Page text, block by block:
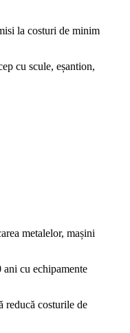
la costuri de minim
cu scule, eșantion,
metalelor, mașini
cu echipamente
reducă costurile de